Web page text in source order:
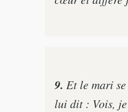
9. Et le mari
lui dit : Vois,